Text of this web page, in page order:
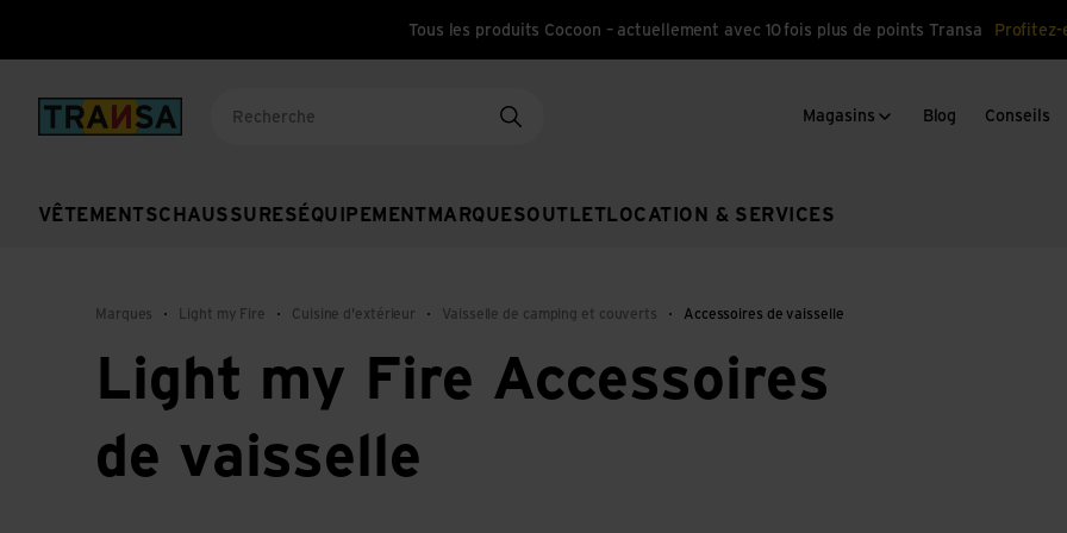
Tous les produits Cocoon – actuellement avec 10 fois plus de points Transa Profitez-
Back to home
VÊTEMENTSCHAUSSURES ÉQUIPEMENT MARQUESOUTLET LOCATION & SERVICES
Magasins Blog Conseils
Marques Light my Fire Cuisine d'extérieur Vaisselle de camping et couverts Accessoires de vaisselle
Light my Fire Accessoires
de vaisselle